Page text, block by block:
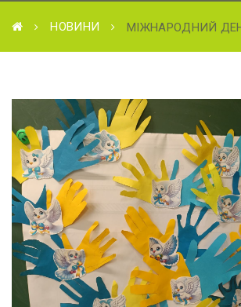
НОВИНИ МІЖНАРОДНИЙ